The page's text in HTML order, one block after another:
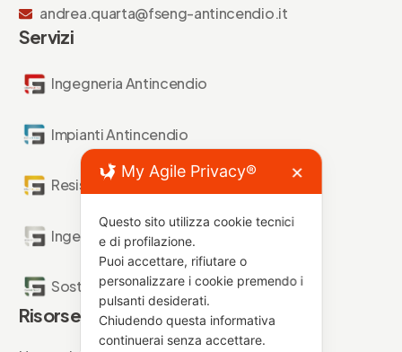
andrea.quarta@fseng-antincendio.it
Servizi
Ingegneria Antincendio
Impianti Antincendio
Resistenza al Fuoco
Ingegneria Forense
Sostenibilità Antincendio
Risorse
My Agile Privacy® ✕
Questo sito utilizza cookie tecnici
e di profilazione.
Puoi accettare, rifiutare o
personalizzare i cookie premendo i
pulsanti desiderati.
Chiudendo questa informativa
continuerai senza accettare.